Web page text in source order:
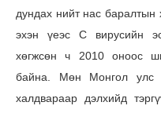
дундах нийт нас
эхэн үеэс С вирусийн
хөгжсөн ч 2010 оноос
байна. Мөн Монгол улс
халдвараар дэлхийд